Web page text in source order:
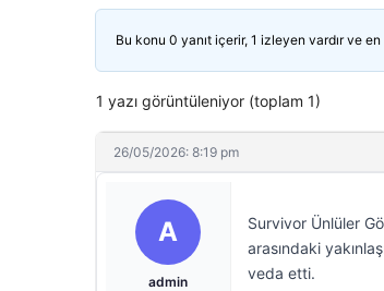
Bu konu 0 yanıt içerir, 1 izleyen vardır ve en
1 yazı görüntüleniyor (toplam 1)
26/05/2026: 8:19 pm
A
admin
Survivor Ünlüler
arasındaki
veda etti.